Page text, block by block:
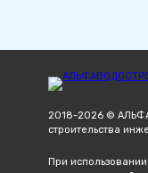
2018-2026 ©
строительства
При